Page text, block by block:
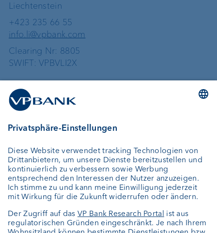
Liechtenstein
+423 235 66 55
info.li@vpbank.com
Clearing Nr: 8805
SWIFT: VPBVLI2X
Dienstleistungen
Geld anlegen
Vermögensverwaltung
Vermögensplanung
Depotbank
Externer Vermögensverwalter
Private Label Fonds
Investment Consulting
Über uns
Portrait